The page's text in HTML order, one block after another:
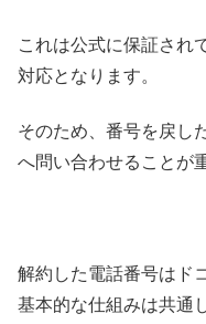
これは公式に保証され
対応となります。
そのため、番号を戻し
へ問い合わせることが
解約した電話番号はド
基本的な仕組みは共通